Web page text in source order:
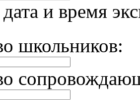
и время
школьников: